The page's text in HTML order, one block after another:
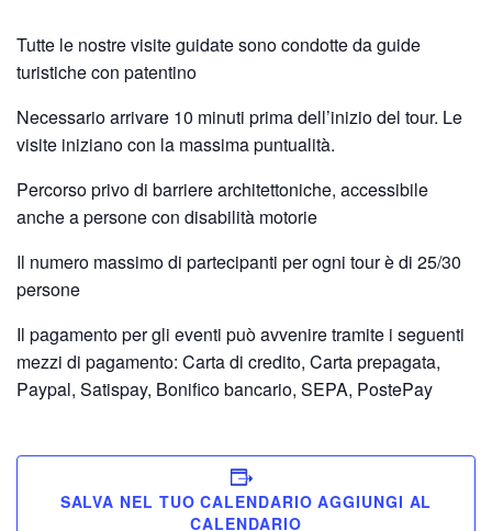
Tutte le nostre visite guidate sono condotte da guide
turistiche con patentino
Necessario arrivare 10 minuti prima dell’inizio del tour. Le
visite iniziano con la massima puntualità.
Percorso privo di barriere architettoniche, accessibile
anche a persone con disabilità motorie
Il numero massimo di partecipanti per ogni tour è di 25/30
persone
Il pagamento per gli eventi può avvenire tramite i seguenti
mezzi di pagamento: Carta di credito, Carta prepagata,
Paypal, Satispay, Bonifico bancario, SEPA, PostePay
SALVA NEL TUO CALENDARIO